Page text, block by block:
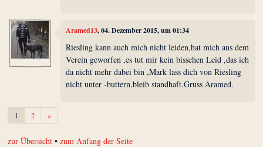
Aramed13, 04. Dezember 2015, um 01:34
Riesling kann auch mich nicht leiden,hat mich aus dem
Verein geworfen ,es tut mir kein bisschen Leid ,das ich
da nicht mehr dabei bin ,Mark lass dich von Riesling
nicht unter -buttern,bleib standhaft.Gruss Aramed.
1 2 »Weiter
zur Übersicht •zum Anfang der Seite